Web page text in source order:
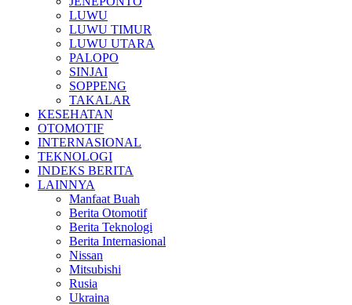
LUWU
LUWU TIMUR
LUWU UTARA
PALOPO
SINJAI
SOPPENG
TAKALAR
KESEHATAN
OTOMOTIF
INTERNASIONAL
TEKNOLOGI
INDEKS BERITA
LAINNYA
Manfaat Buah
Berita Otomotif
Berita Teknologi
Berita Internasional
Nissan
Mitsubishi
Rusia
Ukraina